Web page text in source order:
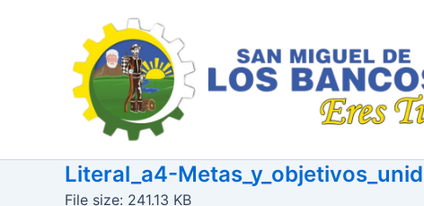
Literal_a4-
File size: 241.13 KB